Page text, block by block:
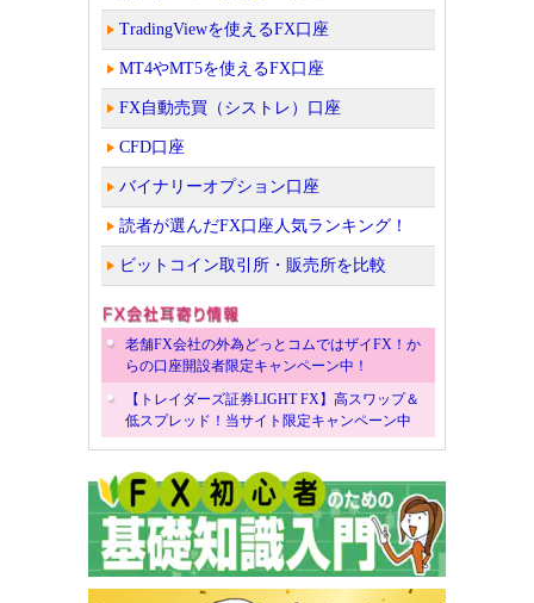
TradingViewを使えるFX口座
MT4やMT5を使えるFX口座
FX自動売買（シストレ）口座
CFD口座
バイナリーオプション口座
読者が選んだFX口座人気ランキング！
ビットコイン取引所・販売所を比較
老舗FX会社の外為どっとコムではザイFX！か
らの口座開設者限定キャンペーン中！
【トレイダーズ証券LIGHT FX】高スワップ＆
低スプレッド！当サイト限定キャンペーン中